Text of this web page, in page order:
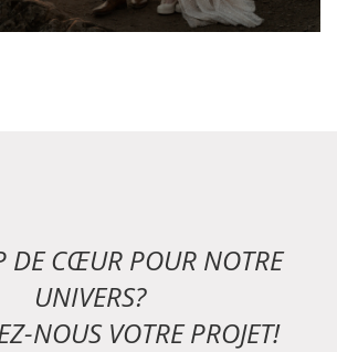
DE CŒUR POUR NOTRE
UNIVERS?
NOUS VOTRE PROJET!